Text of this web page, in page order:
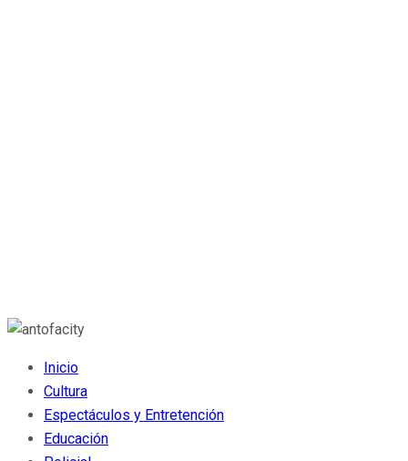
Inicio
Cultura
Espectáculos y Entretención
Educación